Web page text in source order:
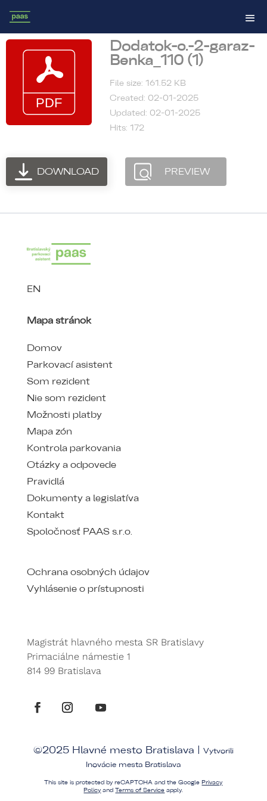
Dodatok-c.-2-garaz-
Benka_110 (1)
File size: 161.52 KB
Created: 02-01-2025
Updated: 02-01-2025
Hits: 172
DOWNLOAD PREVIEW
EN
Mapa stránok
Domov
Parkovací asistent
Som rezident
Nie som rezident
Možnosti platby
Mapa zón
Kontrola parkovania
Otázky a odpovede
Pravidlá
Dokumenty a legislatíva
Kontakt
Spoločnosť PAAS s.r.o.
Ochrana osobných údajov
Vyhlásenie o prístupnosti
Magistrát hlavného mesta SR Bratislavy
Primaciálne námestie 1
814 99 Bratislava
©2025 Hlavné mesto Bratislava |
Vytvorili
Inovácie mesta Bratislava
This site is protected by reCAPTCHA and the Google Privacy
Policy andTerms of Service apply.